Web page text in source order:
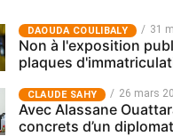
‎DAOUDA COULIBALY 31
Non à l'exposition
plaques
CLAUDE SAHY 26 mars
Avec Alassane
concrets d’un